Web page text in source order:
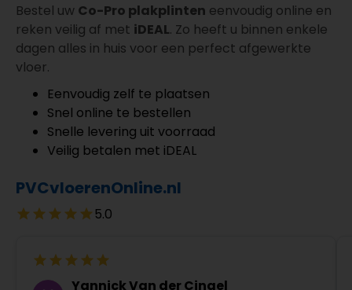
Bestel uw Co-Pro plakplinten eenvoudig online en
reken veilig af met iDEAL. Zo heeft u binnen enkele
dagen alles in huis voor een perfect afgewerkte
vloer.
Eenvoudig zelf te plaatsen
Snel online te bestellen
Snelle levering uit voorraad
Veilig betalen met iDEAL
PVCvloerenOnline.nl
5.0
Yannick Van der Cingel